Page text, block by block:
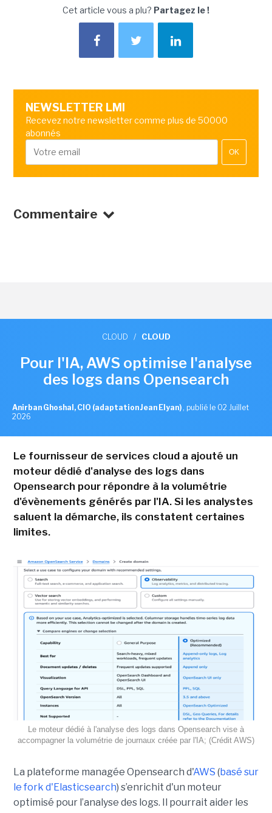
Cet article vous a plu? Partagez le !
NEWSLETTER LMI
Recevez notre newsletter comme plus de 50000
abonnés
OK
Commentaire
CLOUD / CLOUD
Pour l'IA, AWS optimise l'analyse
des logs dans Opensearch
Anirban Ghoshal, CIO (adaptation Jean Elyan) , publié le 02 Juillet
2026
Le fournisseur de services cloud a ajouté un
moteur dédié d'analyse des logs dans
Opensearch pour répondre à la volumétrie
d'évènements générés par l'IA. Si les analystes
saluent la démarche, ils constatent certaines
limites.
Le moteur dédié à l'analyse des logs dans Opensearch vise à
accompagner la volumétrie de journaux créée par l'IA; (Crédit AWS)
La plateforme managée Opensearch d'AWS (basé sur
le fork d'Elasticsearch) s’enrichit d'un moteur
optimisé pour l’analyse des logs. Il pourrait aider les